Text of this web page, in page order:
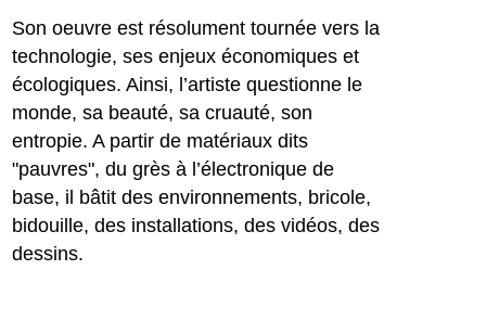
Son oeuvre est résolument tournée vers la
technologie, ses enjeux économiques et
écologiques. Ainsi, l’artiste questionne le
monde, sa beauté, sa cruauté, son
entropie. A partir de matériaux dits
"pauvres", du grès à l’électronique de
base, il bâtit des environnements, bricole,
bidouille, des installations, des vidéos, des
dessins.